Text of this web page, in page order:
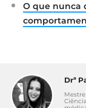
O que nunca
Drª